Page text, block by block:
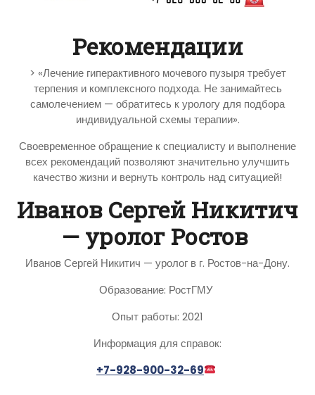
Рекомендации
> «Лечение гиперактивного мочевого пузыря требует
терпения и комплексного подхода. Не занимайтесь
самолечением — обратитесь к урологу для подбора
индивидуальной схемы терапии».
Своевременное обращение к специалисту и выполнение
всех рекомендаций позволяют значительно улучшить
качество жизни и вернуть контроль над ситуацией!
Иванов Сергей Никитич
— уролог Ростов
Иванов Сергей Никитич — уролог в г. Ростов-на-Дону.
Образование: РостГМУ
Опыт работы: 2021
Информация для справок:
+7-928-900-32-69